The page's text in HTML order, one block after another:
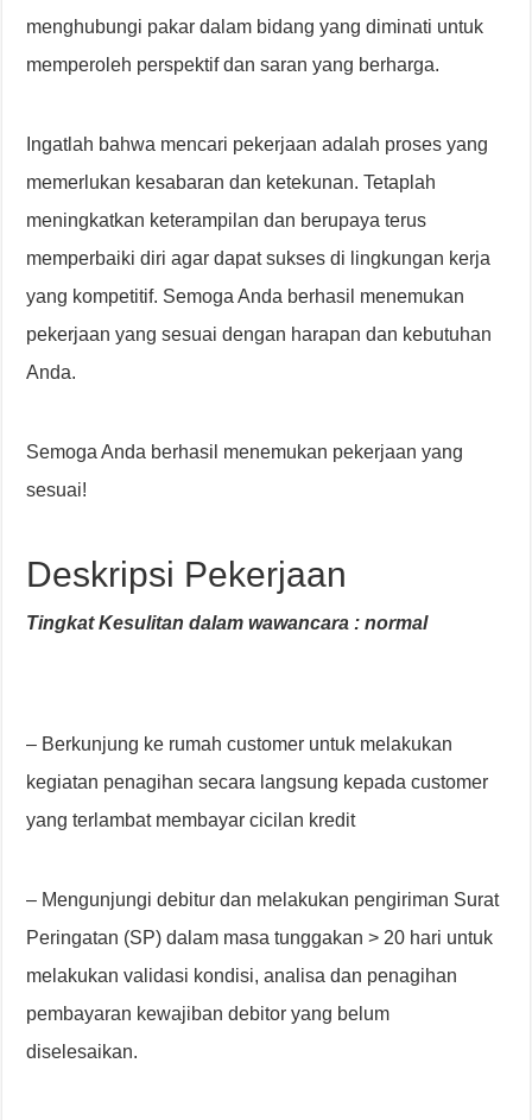
menghubungi pakar dalam bidang yang diminati untuk
memperoleh perspektif dan saran yang berharga.
Ingatlah bahwa mencari pekerjaan adalah proses yang
memerlukan kesabaran dan ketekunan. Tetaplah
meningkatkan keterampilan dan berupaya terus
memperbaiki diri agar dapat sukses di lingkungan kerja
yang kompetitif. Semoga Anda berhasil menemukan
pekerjaan yang sesuai dengan harapan dan kebutuhan
Anda.
Semoga Anda berhasil menemukan pekerjaan yang
sesuai!
Deskripsi Pekerjaan
Tingkat Kesulitan dalam wawancara : normal
– Berkunjung ke rumah customer untuk melakukan
kegiatan penagihan secara langsung kepada customer
yang terlambat membayar cicilan kredit
– Mengunjungi debitur dan melakukan pengiriman Surat
Peringatan (SP) dalam masa tunggakan > 20 hari untuk
melakukan validasi kondisi, analisa dan penagihan
pembayaran kewajiban debitor yang belum
diselesaikan.